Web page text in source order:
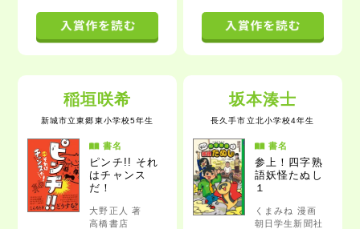
稲垣咲希
新城市立東郷東小学校5年生
書名
ピンチ!! それ
はチャンス
だ！
大野正人 著
高橋書店
坂本湊士
長久手市立北小学校4年生
書名
参上！四字熟
語妖怪たぬし
１
くまみね 漫画
朝日学生新聞社